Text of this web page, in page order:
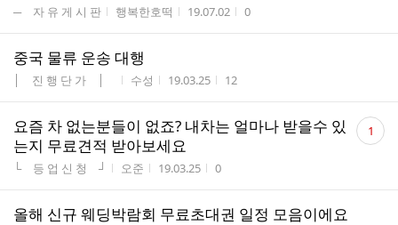
게시판명
─ 자 유 게 시 판 작성자
행복한호떡 작성시간
19.07.02 조회수
0
중국 물류 운송 대행
게시판명
│ 진 행 단 가 │ 작성자
수성 작성시간
19.03.25 조회수
12
요즘 차 없는분들이 없죠? 내차는 얼마나 받을수 있
는지 무료견적 받아보세요
게시판명
└ 등 업 신 청 ┘ 작성자
오준 작성시간
19.03.25 조회수
0
댓
글 1
올해 신규 웨딩박람회 무료초대권 일정 모음이에요